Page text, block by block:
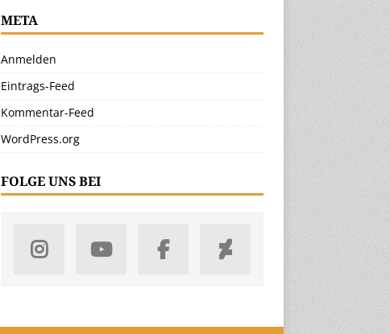
META
Anmelden
Eintrags-Feed
Kommentar-Feed
WordPress.org
FOLGE UNS BEI